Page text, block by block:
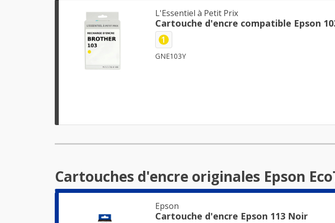
L'Essentiel à Petit Prix
1
GNE103Y
Cartouches d'encre originales Epson
Epson
Cartouche d'encre Epson 113 Noir